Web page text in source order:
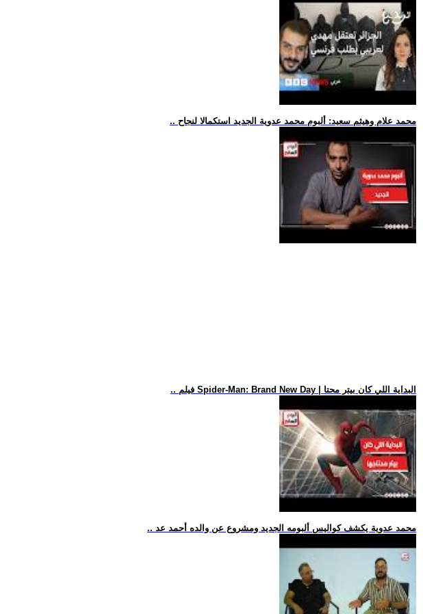
.. محمد علام وهيثم سعيد: ألبوم محمد عدوية الجديد استكمالا لنجاح
.. فيلم Spider-Man: Brand New Day | البداية اللي كان بيتر محتا
.. محمد عدوية يكشف كواليس ألبومه الجديد ومشروع عن والده أحمد عد